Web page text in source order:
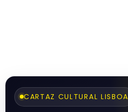
CARTAZ CULTURAL LISBOA